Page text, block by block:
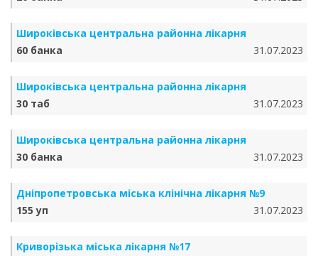
Широківська центральна районна лікарня
60 банка
31.07.2023
Широківська центральна районна лікарня
30 таб
31.07.2023
Широківська центральна районна лікарня
30 банка
31.07.2023
Дніпропетровська міська клінічна лікарня №9
155 уп
31.07.2023
Криворізька міська лікарня №17